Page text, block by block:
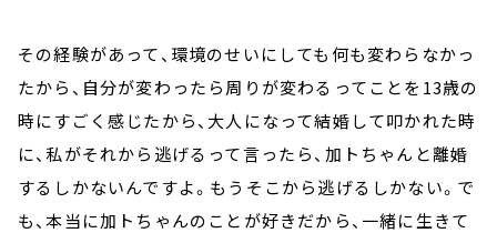
その経験があって、環境のせいにしても何も変わらなかっ
たから、自分が変わったら周りが変わるってことを13歳の
時にすごく感じたから、大人になって結婚して叩かれた時
に、私がそれから逃げるって言ったら、加トちゃんと離婚
するしかないんですよ。もうそこから逃げるしかない。で
も、本当に加トちゃんのことが好きだから、一緒に生きて